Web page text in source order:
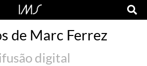
de Marc Ferrez
digital